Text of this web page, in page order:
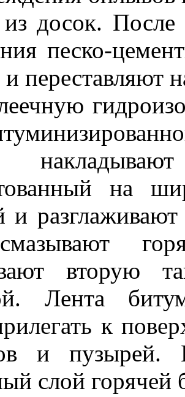
досок.
песко-
переставляют
на
и
вторую
Лента
к
и пузырей.
слой